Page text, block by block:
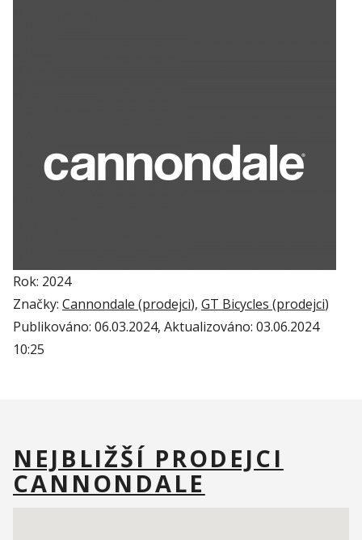
Rok: 2024
Značky: Cannondale (prodejci), GT Bicycles (prodejci)
Publikováno: 06.03.2024, Aktualizováno: 03.06.2024
10:25
NEJBLIŽŠÍ PRODEJCI
CANNONDALE